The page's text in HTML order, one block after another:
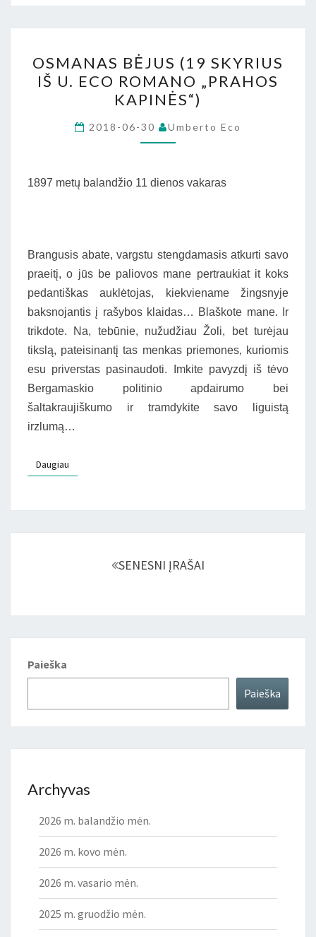
BĖJUS
(19
SKYRIUS
IŠ
U.
ROMANO
OSMANAS BĖJUS (19 SKYRIUS
IŠ U. ECO ROMANO „PRAHOS
KAPINĖS“)
2018-06-30 Umberto Eco
1897 metų balandžio 11 dienos vakaras
Brangusis abate, vargstu stengdamasis atkurti savo
praeitį, o jūs be paliovos mane pertraukiat it koks
pedantiškas auklėtojas, kiekviename žingsnyje
baksnojantis į rašybos klaidas… Blaškote mane. Ir
trikdote. Na, tebūnie, nužudžiau Žoli, bet turėjau
tikslą, pateisinantį tas menkas priemones, kuriomis
esu priverstas pasinaudoti. Imkite pavyzdį iš tėvo
Bergamaskio politinio apdairumo bei
šaltakraujiškumo ir tramdykite savo liguistą
irzlumą…
Daugiau
SENESNI ĮRAŠAI
Paieška
Paieška
Archyvas
2026 m. balandžio mėn.
2026 m. kovo mėn.
2026 m. vasario mėn.
2025 m. gruodžio mėn.